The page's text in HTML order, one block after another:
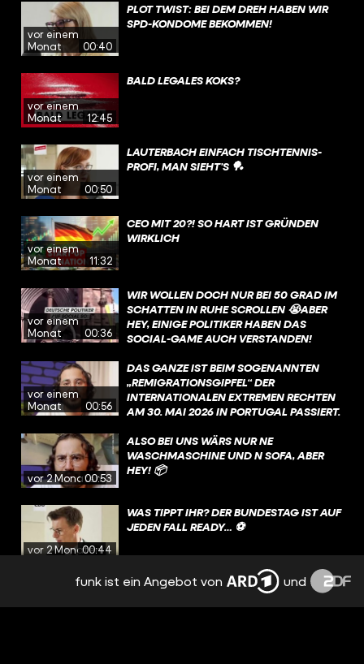
BEREICHE „KRITISCHE INFRASTRUKTUR,
SPIONAGEABWEHR,
vor einem
Monat
00:40
PLOT TWIST: BEI DEM DREH HABEN WIR
SPD-KONDOME BEKOMMEN!
vor einem
Monat
12:45
BALD LEGALES KOKS?
vor einem
Monat
00:50
LAUTERBACH EINFACH TISCHTENNIS-
PROFI, MAN SIEHT’S 🏓
vor einem
Monat
11:32
CEO MIT 20?! SO HART IST GRÜNDEN
WIRKLICH
vor einem
Monat
00:36
WIR WOLLEN DOCH NUR BEI 50 GRAD IM
SCHATTEN IN RUHE SCROLLEN 😭ABER
HEY, EINIGE POLITIKER HABEN DAS
SOCIAL-GAME AUCH VERSTANDEN!
vor einem
Monat
00:56
DAS GANZE IST BEIM SOGENANNTEN
„REMIGRATIONSGIPFEL“ DER
INTERNATIONALEN EXTREMEN RECHTEN
AM 30. MAI 2026 IN PORTUGAL PASSIERT.
ANDEREM VON MARTIN SELLNER, EINEM
RECHTSEXTREMEN AKTIVISTEN AUS
ÖSTERREICH.
vor 2 Monaten
00:53
ALSO BEI UNS WÄRS NUR NE
WASCHMASCHINE UND N SOFA, ABER
HEY! 📦
vor 2 Monaten
00:44
WAS TIPPT IHR? DER BUNDESTAG IST AUF
JEDEN FALL READY… ⚽️
FÜHLT SICH DIE ZUKUNFT IN
DEUTSCHLAND FÜR EUCH AUCH AN WIE
funk ist ein Angebot von und